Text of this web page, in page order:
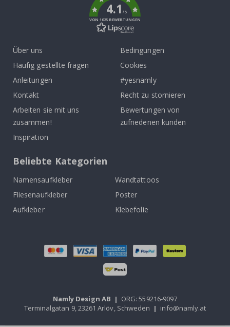
4.1/5
VON 1025 BEWERTUNGEN
Über uns
Häufig gestellte fragen
Anleitungen
Kontakt
Arbeiten sie mit uns
zusammen!
Inspiration
Bedingungen
Cookies
#yesnamly
Recht zu stornieren
Bewertungen von
zufriedenen kunden
Beliebte Kategorien
Namensaufkleber
Wandtattoos
Fliesenaufkleber
Poster
Aufkleber
Klebefolie
Namly Design AB | ORG: 559216-9097
Terminalgatan 9, 23261 Arlöv, Schweden | info@namly.at